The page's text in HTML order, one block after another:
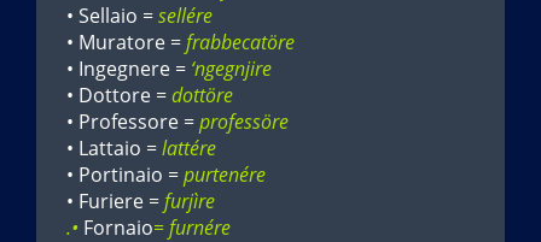
• Sellaio =sellére
• Muratore =frabbecatöre
• Ingegnere = ‘ngegnjire
• Dottore =dottöre
• Professore =professöre
• Lattaio =lattére
• Portinaio =purtenére
• Furiere =furjìre
.• Fornaio= furnére